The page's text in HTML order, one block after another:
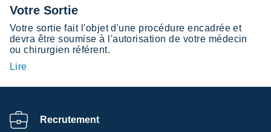
Votre Sortie
Votre sortie fait l'objet d'une procédure encadrée et
devra être soumise à l'autorisation de votre médecin
ou chirurgien référent.
Lire
Recrutement